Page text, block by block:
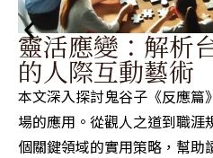
靈活應變：解析
的人際互動藝術
本文深入探討鬼谷子《反應篇
場的應用。從觀人之道到職涯
個關鍵領域的實用策略，幫助